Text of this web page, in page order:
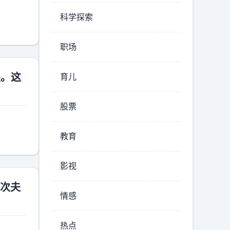
这
夫
科学探索
职场
育儿
股票
教育
影视
情感
热点